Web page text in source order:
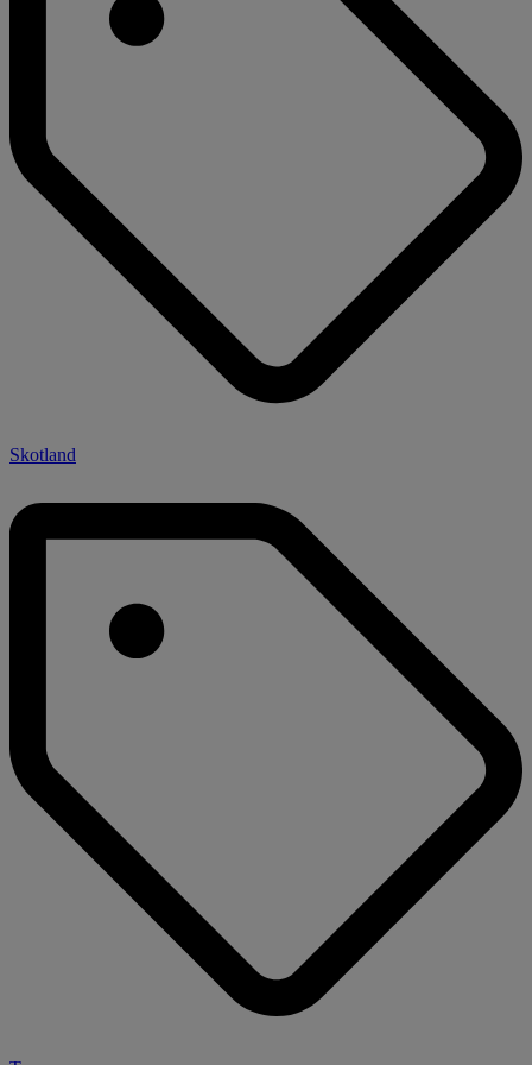
Skotland